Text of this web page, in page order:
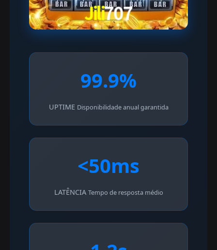
99.9%
UPTIME Disponibilidade anual garantida
<50ms
LATÊNCIA Tempo de resposta médio